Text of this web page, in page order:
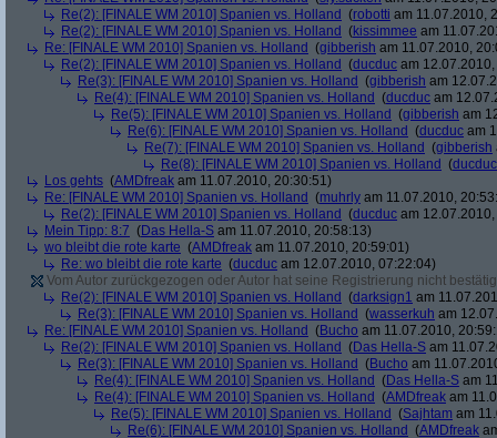
Re(2): [FINALE WM 2010] Spanien vs. Holland (robotti am 11.07.2010,
Re(2): [FINALE WM 2010] Spanien vs. Holland (kissimmee am
Re: [FINALE WM 2010] Spanien vs. Holland (gibberish am 11.07.2010,
Re(2): [FINALE WM 2010] Spanien vs. Holland (ducduc am
Re(3): [FINALE WM 2010] Spanien vs. Holland (gibberish am
Re(4): [FINALE WM 2010] Spanien vs. Holland (ducduc am
Re(5): [FINALE WM 2010] Spanien vs. Holland (gibberish am
Re(6): [FINALE WM 2010] Spanien vs. Holland (ducduc am
Re(7): [FINALE WM 2010] Spanien vs. Holland (gibberish
Re(8): [FINALE WM 2010] Spanien vs. Holland (ducduc
Los gehts (AMDfreak am 11.07.2010, 20:30:51)
Re: [FINALE WM 2010] Spanien vs. Holland (muhrly am 11.07.2010,
Re(2): [FINALE WM 2010] Spanien vs. Holland (ducduc am
Mein Tipp: 8:7 (Das Hella-S am 11.07.2010, 20:58:13)
wo bleibt die rote karte (AMDfreak am 11.07.2010, 20:59:01)
Re: wo bleibt die rote karte (ducduc am 12.07.2010, 07:22:04)
Vom Autor zurückgezogen oder Autor hat seine Registrierung nicht
Re(2): [FINALE WM 2010] Spanien vs. Holland (darksign1 am
Re(3): [FINALE WM 2010] Spanien vs. Holland (wasserkuh am
Re: [FINALE WM 2010] Spanien vs. Holland (Bucho am 11.07.2010,
Re(2): [FINALE WM 2010] Spanien vs. Holland (Das Hella-S am
Re(3): [FINALE WM 2010] Spanien vs. Holland (Bucho am
Re(4): [FINALE WM 2010] Spanien vs. Holland (Das Hella-S am
Re(4): [FINALE WM 2010] Spanien vs. Holland (AMDfreak am
Re(5): [FINALE WM 2010] Spanien vs. Holland (Sajhtam am
Re(6): [FINALE WM 2010] Spanien vs. Holland (AMDfreak